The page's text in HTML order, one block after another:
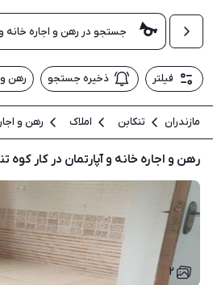
فیلتر ذخیره جستجو رهن و
مازندران تنکابن املاک رهن و
رهن و اجاره خانه و آپارتمان در کار کوه
۲